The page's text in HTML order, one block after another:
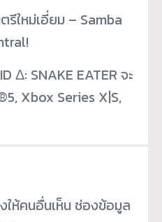
ใหม่เอี่ยม – Samba
Δ: SNAKE EATER จะ
Xbox Series X|S,
ห้คนอื่นเห็น ช่องข้อมูล